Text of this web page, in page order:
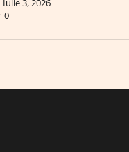
Iulie 3, 2026
0